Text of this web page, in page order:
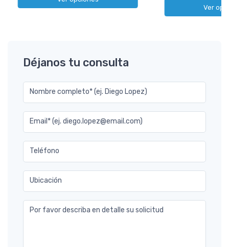
Ver
Déjanos tu consulta
Nombre completo* (ej. Diego Lopez)
Email* (ej. diego.lopez@email.com)
Teléfono
Ubicación
Por favor describa en detalle su solicitud